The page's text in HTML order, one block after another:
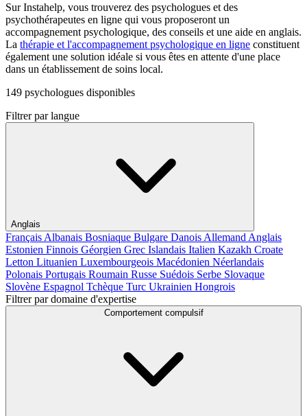
Sur Instahelp, vous trouverez des psychologues et des
psychothérapeutes en ligne qui vous proposeront un
accompagnement psychologique, des conseils et une aide en anglais.
La thérapie et l'accompagnement psychologique en ligne constituent
également une solution idéale si vous êtes en attente d'une place
dans un établissement de soins local.
149 psychologues disponibles
Filtrer par langue
Anglais
Français Albanais Bosniaque Bulgare Danois Allemand Anglais
Estonien Finnois Géorgien Grec Islandais Italien Kazakh Croate
Letton Lituanien Luxembourgeois Macédonien Néerlandais
Polonais Portugais Roumain Russe Suédois Serbe Slovaque
Slovène Espagnol Tchèque Turc Ukrainien Hongrois
Filtrer par domaine d'expertise
Comportement compulsif